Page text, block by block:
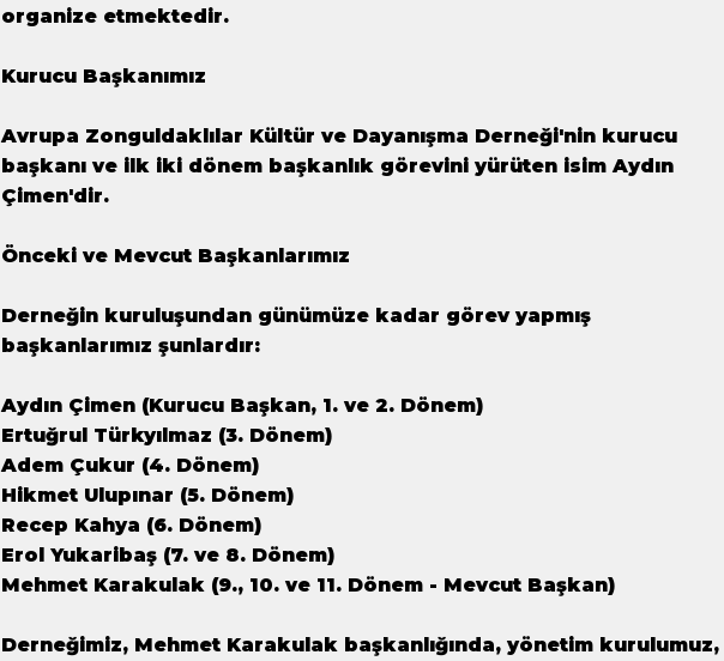
organize etmektedir.
Kurucu Başkanımız
Avrupa Zonguldaklılar Kültür ve Dayanışma Derneği'nin kurucu
başkanı ve ilk iki dönem başkanlık görevini yürüten isim Aydın
Çimen'dir.
Önceki ve Mevcut Başkanlarımız
Derneğin kuruluşundan günümüze kadar görev yapmış
başkanlarımız şunlardır:
Aydın Çimen (Kurucu Başkan, 1. ve 2. Dönem)
Ertuğrul Türkyılmaz (3. Dönem)
Adem Çukur (4. Dönem)
Hikmet Ulupınar (5. Dönem)
Recep Kahya (6. Dönem)
Erol Yukaribaş (7. ve 8. Dönem)
Mehmet Karakulak (9., 10. ve 11. Dönem - Mevcut Başkan)
Derneğimiz, Mehmet Karakulak başkanlığında, yönetim kurulumuz,